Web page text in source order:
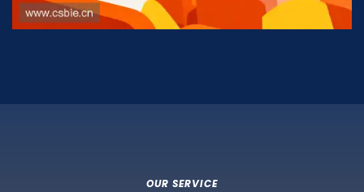
OUR SERVICE